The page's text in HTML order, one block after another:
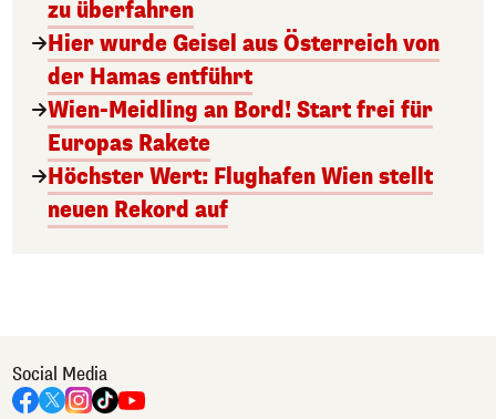
zu überfahren
Hier wurde Geisel aus Österreich von
der Hamas entführt
Wien-Meidling an Bord! Start frei für
Europas Rakete
Höchster Wert: Flughafen Wien stellt
neuen Rekord auf
Social Media